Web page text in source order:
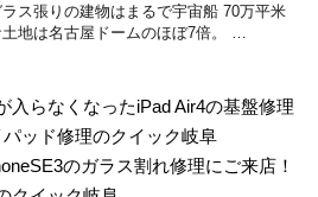
ス張りの建物はまるで宇宙船 70万平米
地は名古屋ドームのほぼ7倍。 …
入らなくなったiPad Air4の基盤修理
ッド修理のクイック岐阜
のガラス割れ修理にご来店！